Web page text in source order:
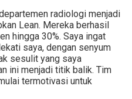
radiologi menjadi
Lean. Mereka berhasil
hingga 30%. Saya ingat
saya, dengan senyum
sesulit yang saya
ini menjadi titik balik. Tim
termotivasi untuk